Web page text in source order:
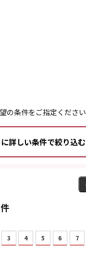
の条件をご指定ください
件
3 4 5 6 7